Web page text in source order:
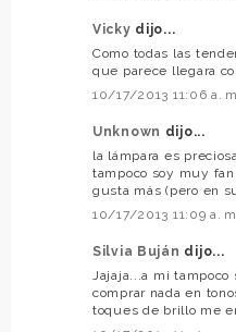
Vicky dijo...
Como todas las
que parece llegara
10/17/2013 11:06 a.
Unknown dijo...
la lámpara es
tampoco soy muy
gusta más (pero en
10/17/2013 11:09 a.
Silvia Buján dijo...
Jajaja...a mi
comprar nada en
toques de brillo me